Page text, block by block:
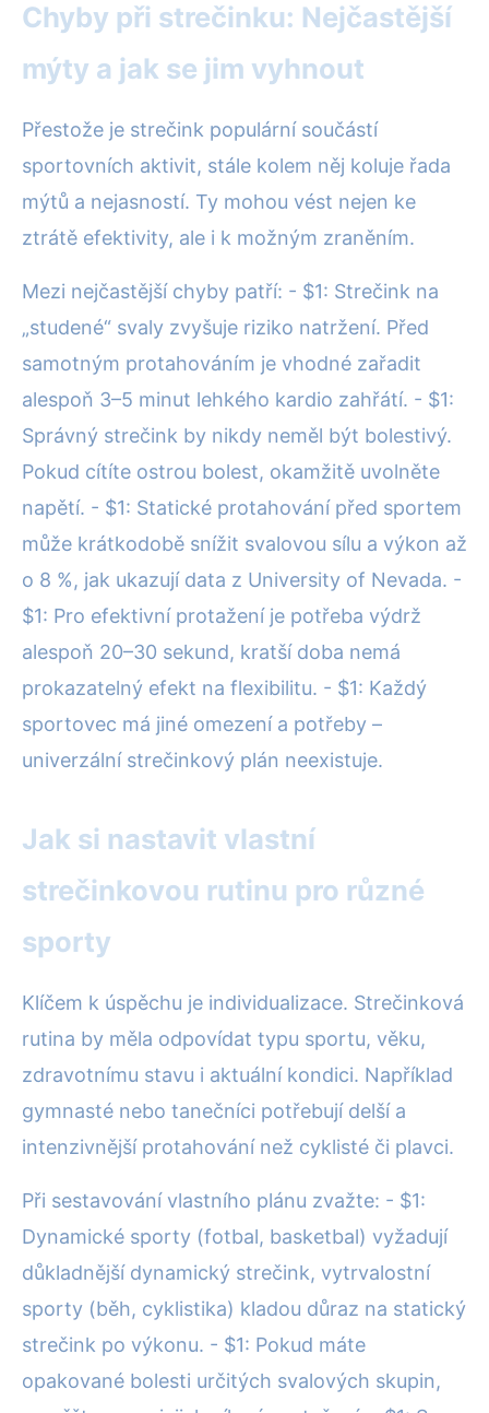
Chyby při strečinku: Nejčastější
mýty a jak se jim vyhnout
Přestože je strečink populární součástí
sportovních aktivit, stále kolem něj koluje řada
mýtů a nejasností. Ty mohou vést nejen ke
ztrátě efektivity, ale i k možným zraněním.
Mezi nejčastější chyby patří: - $1: Strečink na
„studené“ svaly zvyšuje riziko natržení. Před
samotným protahováním je vhodné zařadit
alespoň 3–5 minut lehkého kardio zahřátí. - $1:
Správný strečink by nikdy neměl být bolestivý.
Pokud cítíte ostrou bolest, okamžitě uvolněte
napětí. - $1: Statické protahování před sportem
může krátkodobě snížit svalovou sílu a výkon až
o 8 %, jak ukazují data z University of Nevada. -
$1: Pro efektivní protažení je potřeba výdrž
alespoň 20–30 sekund, kratší doba nemá
prokazatelný efekt na flexibilitu. - $1: Každý
sportovec má jiné omezení a potřeby –
univerzální strečinkový plán neexistuje.
Jak si nastavit vlastní
strečinkovou rutinu pro různé
sporty
Klíčem k úspěchu je individualizace. Strečinková
rutina by měla odpovídat typu sportu, věku,
zdravotnímu stavu i aktuální kondici. Například
gymnasté nebo tanečníci potřebují delší a
intenzivnější protahování než cyklisté či plavci.
Při sestavování vlastního plánu zvažte: - $1:
Dynamické sporty (fotbal, basketbal) vyžadují
důkladnější dynamický strečink, vytrvalostní
sporty (běh, cyklistika) kladou důraz na statický
strečink po výkonu. - $1: Pokud máte
opakované bolesti určitých svalových skupin,